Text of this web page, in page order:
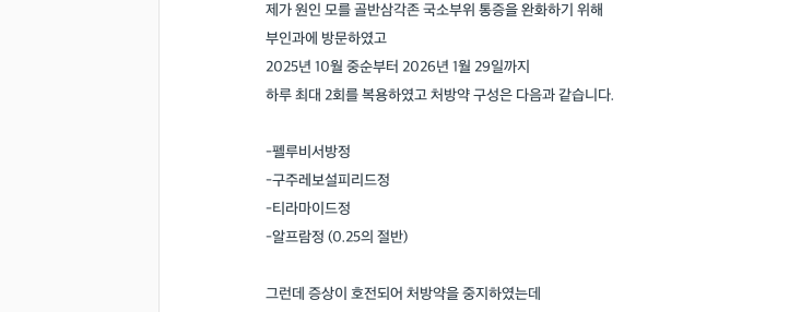
제가 원인 모를 골반삼각존 국소부위 통증을 완화하기 위해
부인과에 방문하였고
2025년 10월 중순부터 2026년 1월 29일까지
하루 최대 2회를 복용하였고 처방약 구성은 다음과 같습니다.
-펠루비서방정
-구주레보설피리드정
-티라마이드정
-알프람정 (0.25의 절반)
그런데 증상이 호전되어 처방약을 중지하였는데